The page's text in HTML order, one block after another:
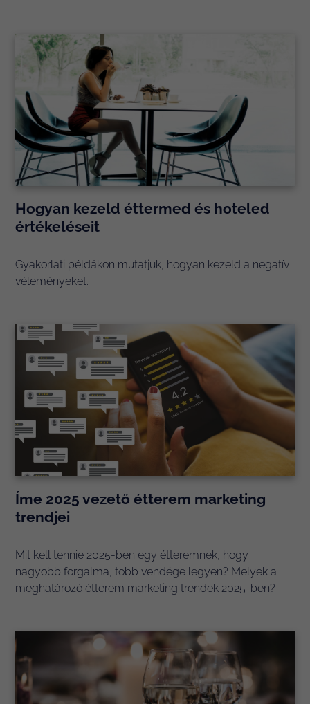
Hogyan kezeld éttermed és hoteled
értékeléseit
Gyakorlati példákon mutatjuk, hogyan kezeld a negatív
véleményeket.
Íme 2025 vezető étterem marketing
trendjei
Mit kell tennie 2025-ben egy étteremnek, hogy
nagyobb forgalma, több vendége legyen? Melyek a
meghatározó étterem marketing trendek 2025-ben?